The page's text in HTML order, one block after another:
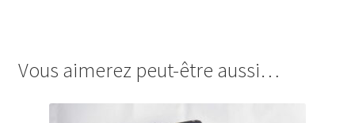
Vous aimerez peut-être aussi…